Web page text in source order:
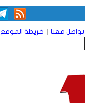
تواصل معنا | خريطة الموقع